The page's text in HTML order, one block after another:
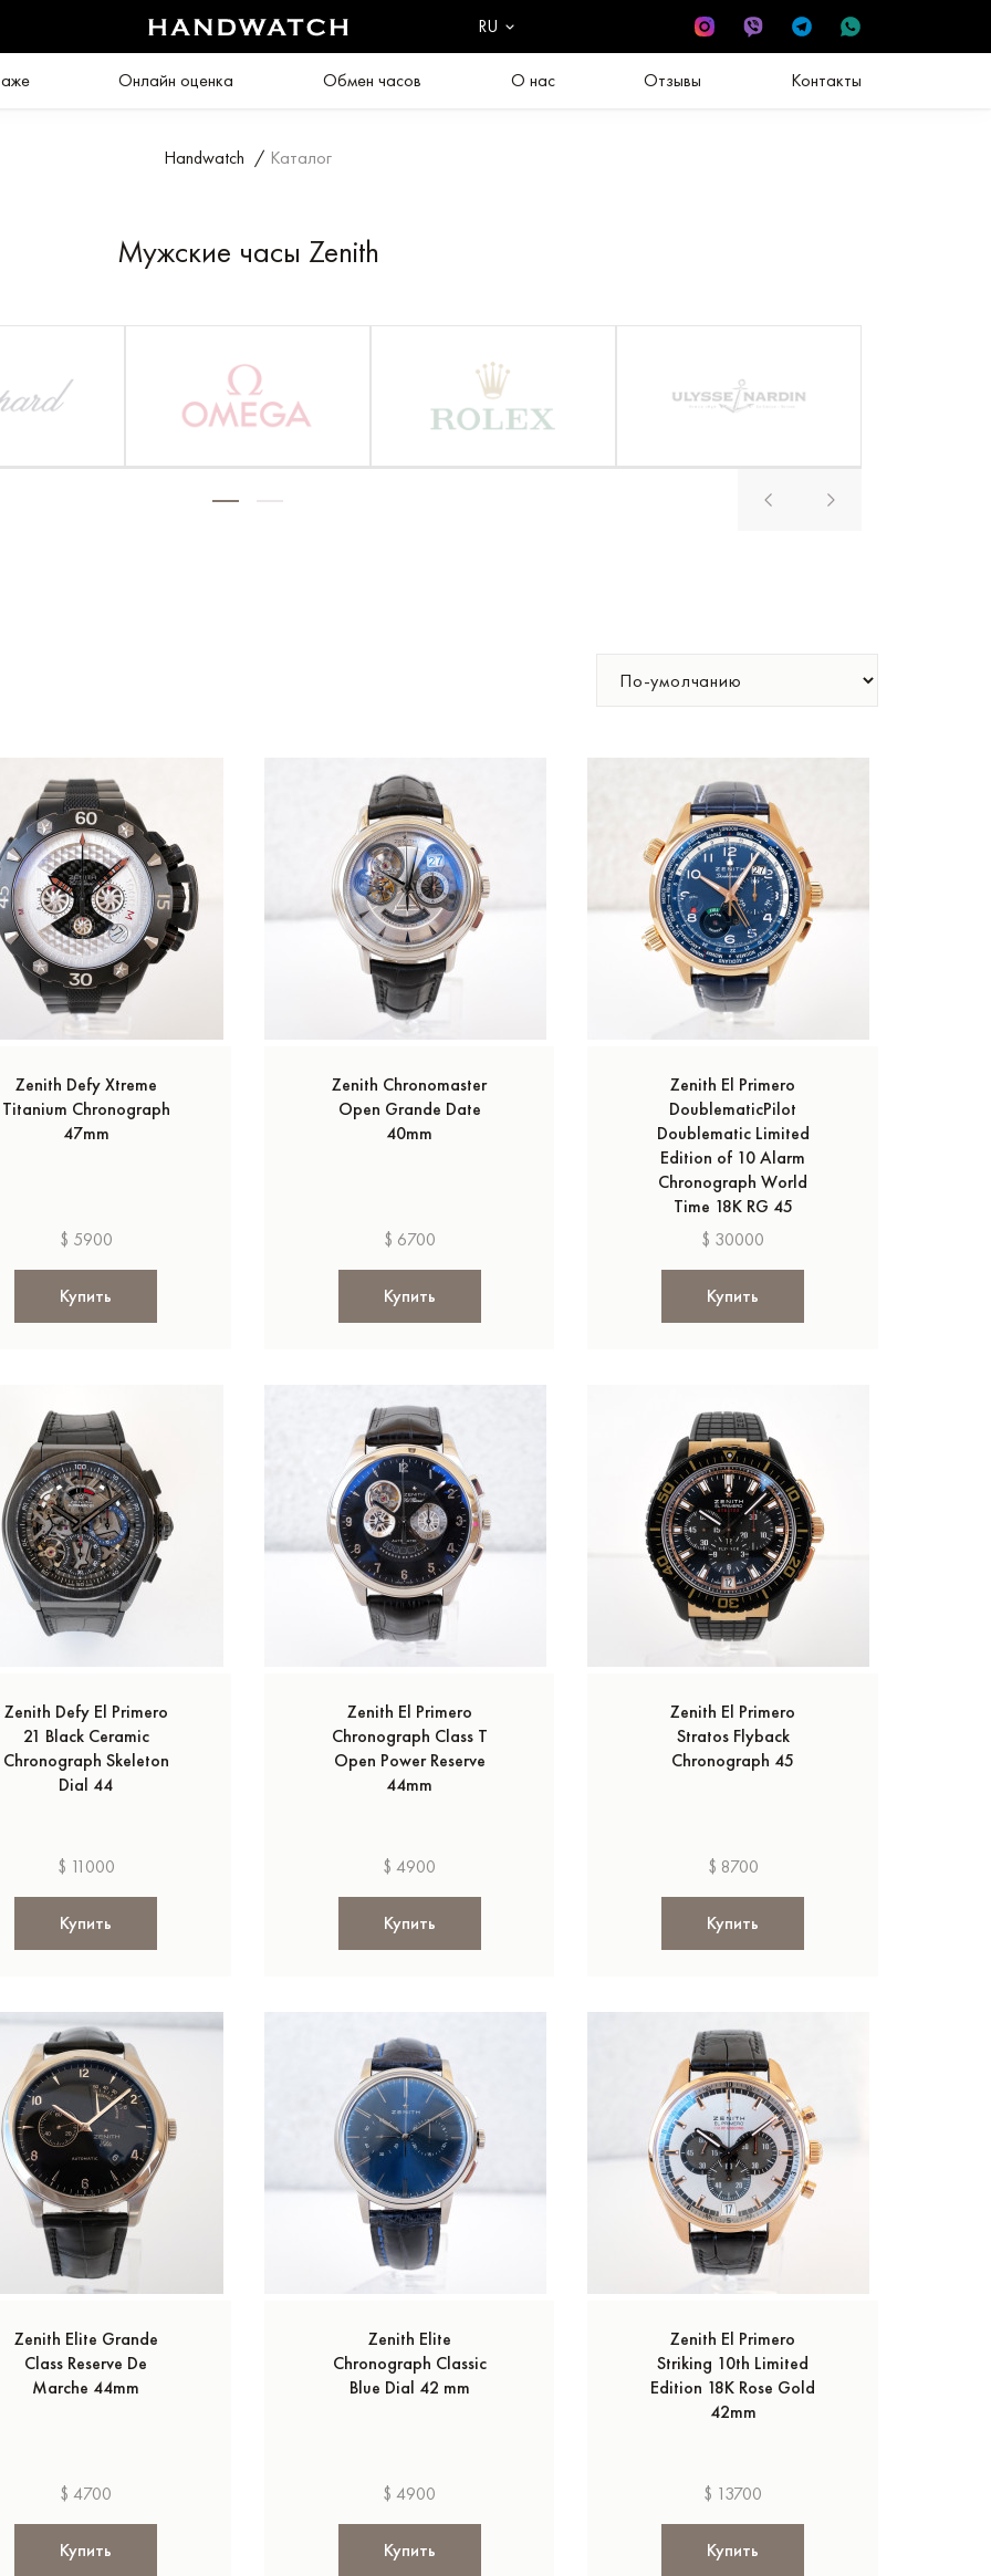
RU
Онлайн оценка Обмен часов О нас Отзывы Контакты
Handwatch / Каталог
Мужские часы Zenith
Zenith Defy Xtreme
Titanium Chronograph
47mm
$ 5900
Купить
Zenith Chronomaster
Open Grande Date
40mm
$ 6700
Купить
Zenith El Primero
DoublematicPilot
Doublematic Limited
Edition of 10 Alarm
Chronograph World
Time 18K RG 45
$ 30000
Купить
Zenith Defy El Primero
21 Black Ceramic
Chronograph Skeleton
Dial 44
$ 11000
Купить
Zenith El Primero
Chronograph Class T
Open Power Reserve
44mm
$ 4900
Купить
Zenith El Primero
Stratos Flyback
Chronograph 45
$ 8700
Купить
Zenith Elite Grande
Class Reserve De
Marche 44mm
$ 4700
Купить
Zenith Elite
Chronograph Classic
Blue Dial 42 mm
$ 4900
Купить
Zenith El Primero
Striking 10th Limited
Edition 18K Rose Gold
42mm
$ 13700
Купить